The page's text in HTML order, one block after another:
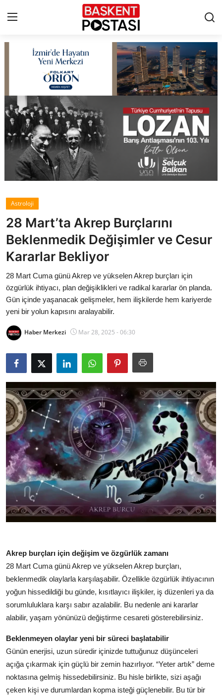
Çerez Politikası
Künye
Ankara
TBMM
Cumhurbaşkanlığı
Bakanlıklar
Siyasi Partiler
Mülki İdare
Toplum ve Yaşam
Sivil Toplum Kuruluşları
Kamu Kurumları ve Üst Kurullar
Resmi Reklamlar
Astroloji
28 Mart’ta Akrep Burçlarını
Beklenmedik Değişimler ve Cesur
Kararlar Bekliyor
28 Mart Cuma günü Akrep ve yükselen Akrep burçları için
özgürlük ihtiyacı, plan değişiklikleri ve radikal kararlar ön planda.
Gün içinde yaşanacak gelişmeler, hem ilişkilerde hem kariyerde
yeni bir yolun kapısını aralayabilir.
Haber Merkezi Mar 28, 2025 - 06:30
Akrep burçları için değişim ve özgürlük zamanı
28 Mart Cuma günü Akrep ve yükselen Akrep burçları,
beklenmedik olaylarla karşılaşabilir. Özellikle özgürlük ihtiyacının
yoğun hissedildiği bu günde, kısıtlayıcı ilişkiler, iş düzenleri ya da
sorumluluklara karşı sabır azalabilir. Bu nedenle ani kararlar
alabilir, yaşam yönünüzü değiştirme cesareti gösterebilirsiniz.
Beklenmeyen olaylar yeni bir süreci başlatabilir
Günün enerjisi, uzun süredir içinizde tuttuğunuz düşünceleri
açığa çıkarmak için güçlü bir zemin hazırlıyor. “Yeter artık” deme
noktasına gelmiş hissedebilirsiniz. Bu hisle birlikte, sizi aşağı
çeken kişi ve durumlardan kopma isteği güçlenebilir. Bu tür bir